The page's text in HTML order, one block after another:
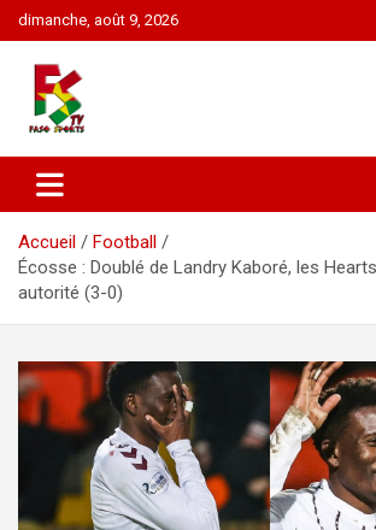
Aller
au
contenu
dimanche, août 9, 2026
FasoSports
Rugby
Accueil
Football
Écosse : Doublé de Landry Kaboré, les
autorité (3-0)